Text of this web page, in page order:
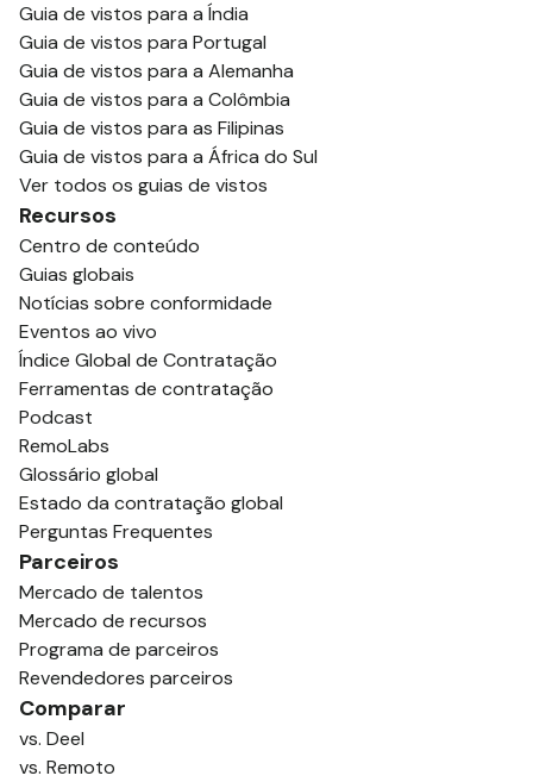
Guia de vistos para a Índia
Guia de vistos para Portugal
Guia de vistos para a Alemanha
Guia de vistos para a Colômbia
Guia de vistos para as Filipinas
Guia de vistos para a África do Sul
Ver todos os guias de vistos
Recursos
Centro de conteúdo
Guias globais
Notícias sobre conformidade
Eventos ao vivo
Índice Global de Contratação
Ferramentas de contratação
Podcast
RemoLabs
Glossário global
Estado da contratação global
Perguntas Frequentes
Parceiros
Mercado de talentos
Mercado de recursos
Programa de parceiros
Revendedores parceiros
Comparar
vs. Deel
vs. Remoto